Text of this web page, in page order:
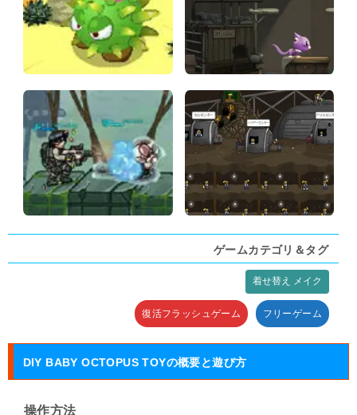
ゲームカテゴリ＆タグ
着せ替え メイク
復活フラッシュゲーム フリーゲーム
DIY BABY OCTOPUS TOYの概要と遊び方
操作方法